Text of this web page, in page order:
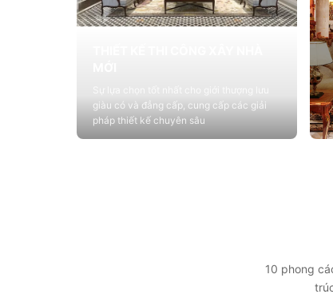
giàu có và đẳng cấp, cung cấp các giải
pháp thiết kế chuyên sâu
10 phong